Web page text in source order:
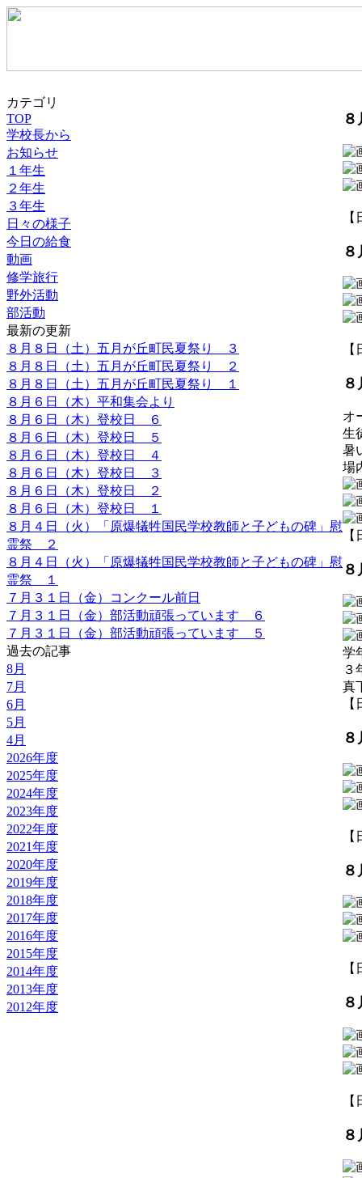
カテゴリ
TOP
学校長から
お知らせ
１年生
２年生
３年生
日々の様子
今日の給食
動画
修学旅行
野外活動
部活動
最新の更新
８月８日（土）五月が丘町民夏祭り ３
８月８日（土）五月が丘町民夏祭り ２
８月８日（土）五月が丘町民夏祭り １
８月６日（木）平和集会より
８月６日（木）登校日 ６
８月６日（木）登校日 ５
８月６日（木）登校日 ４
８月６日（木）登校日 ３
８月６日（木）登校日 ２
８月６日（木）登校日 １
８月４日（火）「原爆犠牲国民学校教師と子どもの碑」慰
霊祭 ２
８月４日（火）「原爆犠牲国民学校教師と子どもの碑」慰
霊祭 １
７月３１日（金）コンクール前日
７月３１日（金）部活動頑張っています ６
７月３１日（金）部活動頑張っています ５
過去の記事
8月
7月
6月
5月
4月
2026年度
2025年度
2024年度
2023年度
2022年度
2021年度
2020年度
2019年度
2018年度
2017年度
2016年度
2015年度
2014年度
2013年度
2012年度
オ
生
暑
場
学
３
真